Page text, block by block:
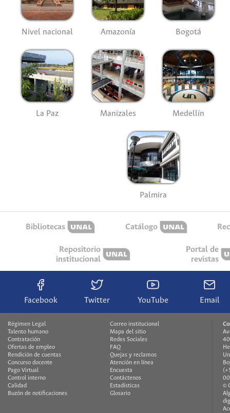
Nivel nacional Amazonía Bogotá
La Paz Manizales Medellín
Palmira
Bibliotecas Catálogo
Repositorio
institucional
Portal de
revistas
Facebook Twitter YouTube Email
Régimen Legal
Talento humano
Contratación
Ofertas de empleo
Rendición de cuentas
Concurso docente
Pago Virtual
Control interno
Calidad
Buzón de notificaciones
Correo institucional
Mapa del sitio
Redes Sociales
FAQ
Quejas y reclamos
Atención en línea
Encuesta
Contáctenos
Estadísticas
Glosario
©